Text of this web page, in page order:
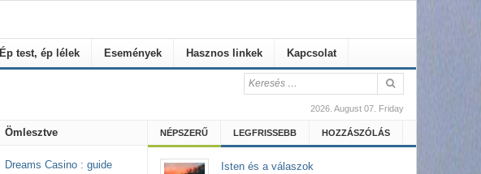
Ép test, ép lélek Események Hasznos linkek Kapcsolat
2026. August 07. Friday
Ömlesztve
Dreams Casino : guide
NÉPSZERŰ LEGFRISSEBB HOZZÁSZÓLÁS
Isten és a válaszok